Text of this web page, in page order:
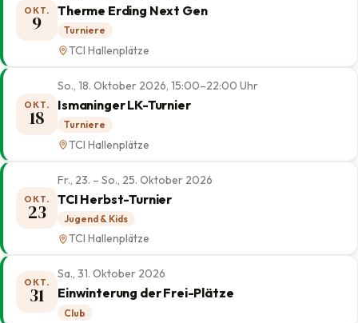
OKT.
9
Therme Erding Next Gen
Turniere
TCI Hallenplätze
OKT.
18
So., 18. Oktober 2026, 15:00–22:00 Uhr
Ismaninger LK-Turnier
Turniere
TCI Hallenplätze
OKT.
23
Fr., 23. – So., 25. Oktober 2026
TCI Herbst-Turnier
Jugend & Kids
TCI Hallenplätze
OKT.
31
Sa., 31. Oktober 2026
Einwinterung der Frei-Plätze
Club